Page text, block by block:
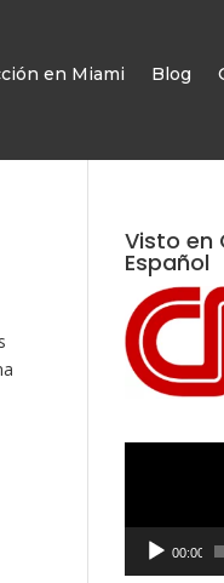
en Miami Blog
Visto en
Español
00:00